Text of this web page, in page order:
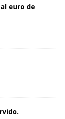
euro de